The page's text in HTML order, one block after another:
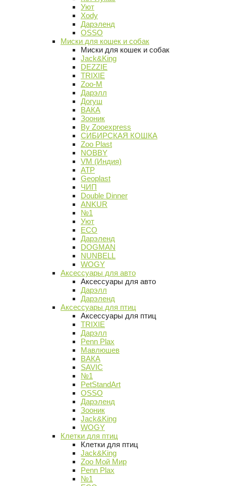
Уют
Xody
Дарэленд
OSSO
Миски для кошек и собак
Миски для кошек и собак
Jack&King
DEZZIE
TRIXIE
Zoo-M
Дарэлл
Догуш
ВАКА
Зооник
By Zooexpress
СИБИРСКАЯ КОШКА
Zoo Plast
NOBBY
VM (Индия)
АТР
Geoplast
ЧИП
Double Dinner
ANKUR
№1
Уют
ECO
Дарэленд
DOGMAN
NUNBELL
WOGY
Аксессуары для авто
Аксессуары для авто
Дарэлл
Дарэленд
Аксессуары для птиц
Аксессуары для птиц
TRIXIE
Дарэлл
Penn Plax
Мавлюшев
ВАКА
SAVIC
№1
PetStandArt
OSSO
Дарэленд
Зооник
Jack&King
WOGY
Клетки для птиц
Клетки для птиц
Jack&King
Zoo Мой Мир
Penn Plax
№1